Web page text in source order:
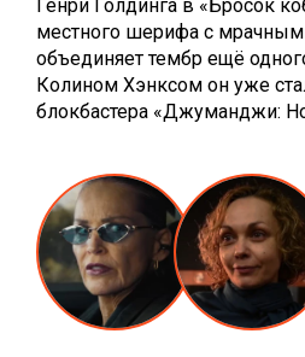
Генри Голдинга в «Бросок
местного шерифа с
объединяет тембр ещё
Колином Хэнксом он уже
блокбастера «Джуманджи: